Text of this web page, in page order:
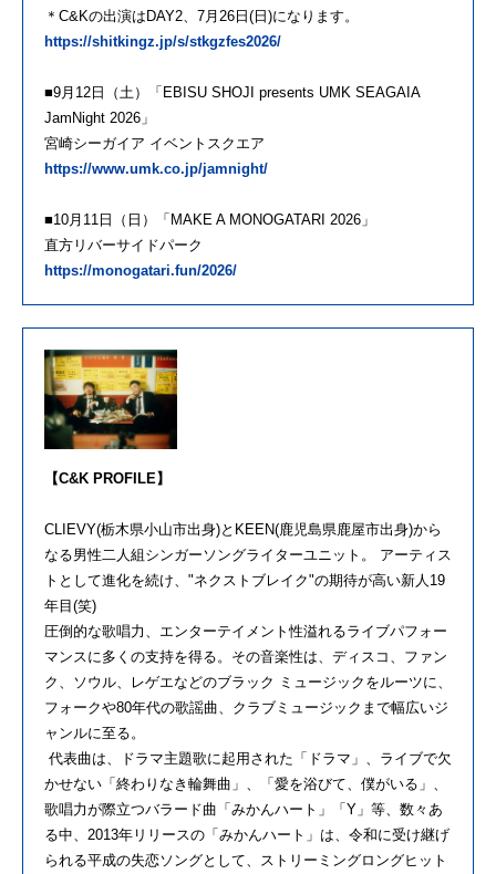
＊C&Kの出演はDAY2、7月26日(日)になります。
https://shitkingz.jp/s/stkgzfes2026/
■9月12日（土）「EBISU SHOJI presents UMK SEAGAIA
JamNight 2026」
宮崎シーガイア イベントスクエア
https://www.umk.co.jp/jamnight/
■10月11日（日）「MAKE A MONOGATARI 2026」
直方リバーサイドパーク
https://monogatari.fun/2026/
【C&K PROFILE】
CLIEVY(栃木県小山市出身)とKEEN(鹿児島県鹿屋市出身)から
なる男性二人組シンガーソングライターユニット。 アーティス
トとして進化を続け、"ネクストブレイク"の期待が高い新人19
年目(笑)
圧倒的な歌唱力、エンターテイメント性溢れるライブパフォー
マンスに多くの支持を得る。その音楽性は、ディスコ、ファン
ク、ソウル、レゲエなどのブラック ミュージックをルーツに、
フォークや80年代の歌謡曲、クラブミュージックまで幅広いジ
ャンルに至る。
代表曲は、ドラマ主題歌に起用された「ドラマ」、ライブで欠
かせない「終わりなき輪舞曲」、「愛を浴びて、僕がいる」、
歌唱力が際立つバラード曲「みかんハート」「Y」等、数々あ
る中、2013年リリースの「みかんハート」は、令和に受け継げ
られる平成の失恋ソングとして、ストリーミングロングヒット